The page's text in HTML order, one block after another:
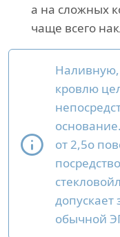
а на сложных
чаще всего
кровлю
от 2,5о
обычной